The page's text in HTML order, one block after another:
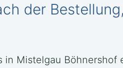
der
in Mistelgau